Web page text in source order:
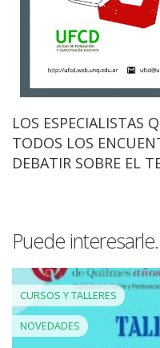
LOS ESPECIALISTAS
TODOS LOS
DEBATIR SOBRE EL
Puede
CURSOS Y TALLERES
NOVEDADES